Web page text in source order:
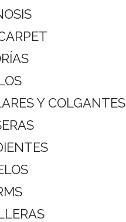
Y COLGANTES